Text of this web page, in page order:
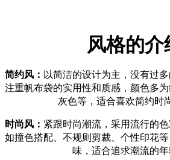
风格的介
简约风 ： 以简洁的设计为主，没有过
注重帆布袋的实用性和质感，颜色多为
灰色等，适合喜欢简约时
时尚风 ： 紧跟时尚潮流，采用流行的
如撞色搭配、不规则剪裁、个性印花
味，适合追求潮流的年